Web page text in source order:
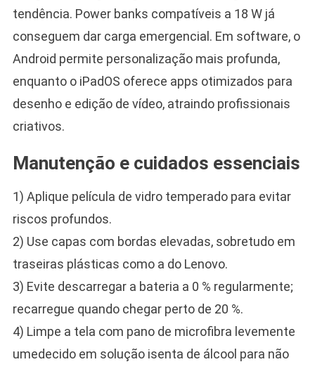
tendência. Power banks compatíveis a 18 W já
conseguem dar carga emergencial. Em software, o
Android permite personalização mais profunda,
enquanto o iPadOS oferece apps otimizados para
desenho e edição de vídeo, atraindo profissionais
criativos.
Manutenção e cuidados essenciais
1) Aplique película de vidro temperado para evitar
riscos profundos.
2) Use capas com bordas elevadas, sobretudo em
traseiras plásticas como a do Lenovo.
3) Evite descarregar a bateria a 0 % regularmente;
recarregue quando chegar perto de 20 %.
4) Limpe a tela com pano de microfibra levemente
umedecido em solução isenta de álcool para não